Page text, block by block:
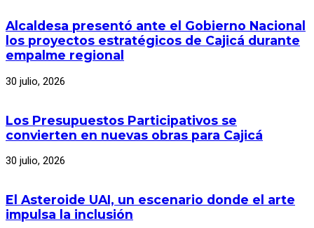
Alcaldesa presentó ante el Gobierno Nacional
los proyectos estratégicos de Cajicá durante
empalme regional
30 julio, 2026
Los Presupuestos Participativos se
convierten en nuevas obras para Cajicá
30 julio, 2026
El Asteroide UAI, un escenario donde el arte
impulsa la inclusión